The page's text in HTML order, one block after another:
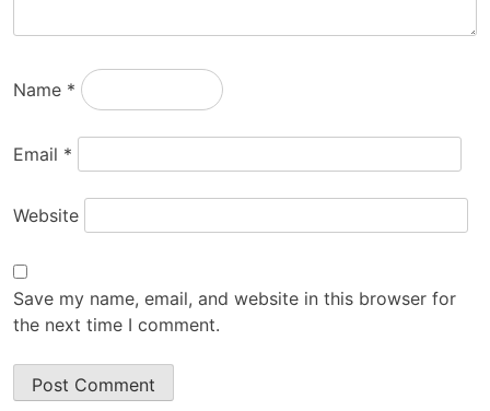
Name *
Email *
Website
Save my name, email, and website in this browser for
the next time I comment.